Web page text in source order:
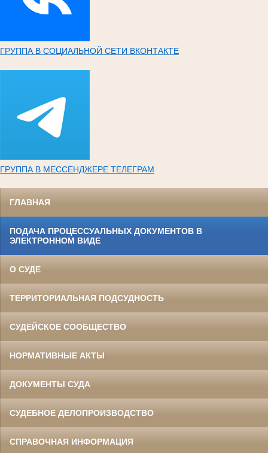
ГРУППА В СОЦИАЛЬНОЙ СЕТИ ВКОНТАКТЕ
ГРУППА В МЕССЕНДЖЕРЕ ТЕЛЕГРАМ
ГЛАВНАЯ
ПОДАЧА ПРОЦЕССУАЛЬНЫХ ДОКУМЕНТОВ В
ЭЛЕКТРОННОМ ВИДЕ
О СУДЕ
ТЕРРИТОРИАЛЬНАЯ ПОДСУДНОСТЬ
СУДЕЙСКОЕ СООБЩЕСТВО
НОРМАТИВНЫЕ АКТЫ
ДОКУМЕНТЫ СУДА
СУДЕБНОЕ ДЕЛОПРОИЗВОДСТВО
СПРАВОЧНАЯ ИНФОРМАЦИЯ